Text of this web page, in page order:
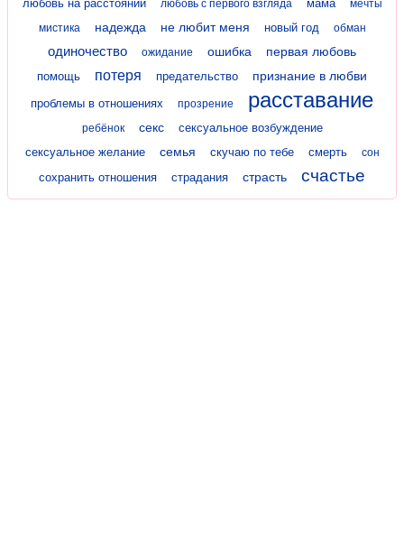
любовь на расстоянии любовь с первого взгляда мама
мечты
мистика
надежда не любит меня новый год обман
одиночество ожидание ошибка первая любовь
помощь потеря предательство признание в любви
проблемы в отношениях прозрение расставание
ребёнок секс
сексуальное возбуждение
сексуальное желание
семья скучаю по тебе смерть сон
сохранить отношения страдания страсть счастье